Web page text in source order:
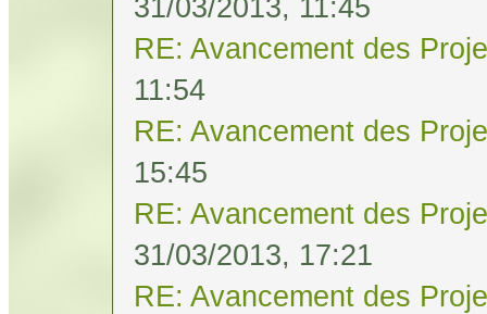
31/03/2013, 11:45
RE: Avancement des
11:54
RE: Avancement des
15:45
RE: Avancement des
31/03/2013, 17:21
RE: Avancement des